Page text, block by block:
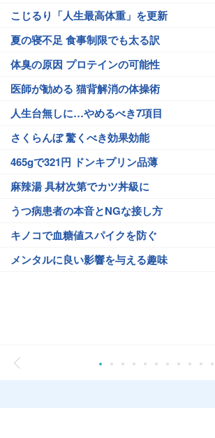
こじるり「人生最高体重」を更新
夏の寝不足 食事制限でも太る訳
体臭の原因 プロテインの可能性
医師が勧める 猫背解消の体操術
人生台無しに…やめるべき7項目
さくらんぼ 驚くべき効果効能
465gで321円 ドンキプリン品薄
麻辣湯 具材次第でカツ丼級に
うつ病患者の本音とNGな接し方
キノコで血糖値スパイクを防ぐ
メンタルに良い影響を与える趣味